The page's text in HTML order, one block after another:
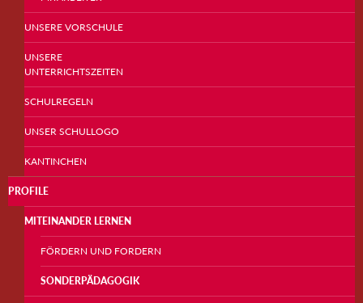
UNSERE VORSCHULE
UNSERE
UNTERRICHTSZEITEN
SCHULREGELN
UNSER SCHULLOGO
KANTINCHEN
PROFILE
MITEINANDER LERNEN
FÖRDERN UND FORDERN
SONDERPÄDAGOGIK